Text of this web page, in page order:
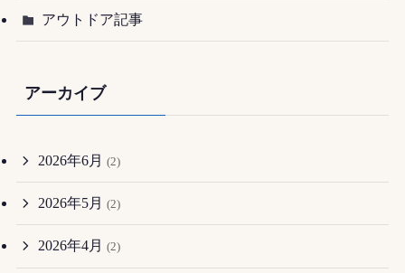
アウトドア記事
アーカイブ
2026年6月 (2)
2026年5月 (2)
2026年4月 (2)